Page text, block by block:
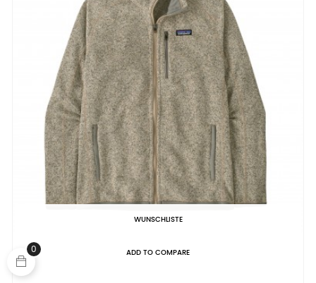
WUNSCHLISTE
ADD TO COMPARE
0